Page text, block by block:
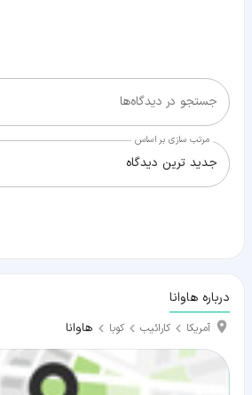
جستجو در دیدگاه‌ها
مرتب سازی بر اساس
جدید ترین دیدگاه
درباره هاوانا
آمریکا کارائیب کوبا هاوانا